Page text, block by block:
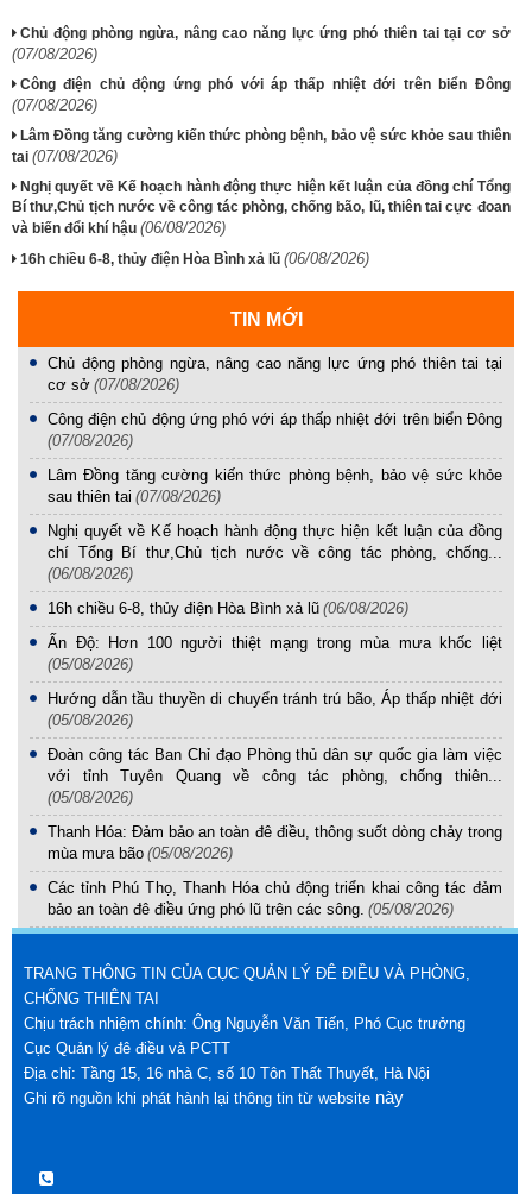
Chủ động phòng ngừa, nâng cao năng lực ứng phó thiên tai tại cơ sở
(07/08/2026)
Công điện chủ động ứng phó với áp thấp nhiệt đới trên biển Đông
(07/08/2026)
Lâm Đồng tăng cường kiến thức phòng bệnh, bảo vệ sức khỏe sau thiên
tai (07/08/2026)
Nghị quyết về Kế hoạch hành động thực hiện kết luận của đồng chí Tổng
Bí thư,Chủ tịch nước về công tác phòng, chống bão, lũ, thiên tai cực đoan
và biến đổi khí hậu (06/08/2026)
16h chiều 6-8, thủy điện Hòa Bình xả lũ (06/08/2026)
TIN MỚI
Chủ động phòng ngừa, nâng cao năng lực ứng phó thiên tai tại
cơ sở (07/08/2026)
Công điện chủ động ứng phó với áp thấp nhiệt đới trên biển Đông
(07/08/2026)
Lâm Đồng tăng cường kiến thức phòng bệnh, bảo vệ sức khỏe
sau thiên tai (07/08/2026)
Nghị quyết về Kế hoạch hành động thực hiện kết luận của đồng
chí Tổng Bí thư,Chủ tịch nước về công tác phòng, chống...
(06/08/2026)
16h chiều 6-8, thủy điện Hòa Bình xả lũ (06/08/2026)
Ấn Độ: Hơn 100 người thiệt mạng trong mùa mưa khốc liệt
(05/08/2026)
Hướng dẫn tầu thuyền di chuyển tránh trú bão, Áp thấp nhiệt đới
(05/08/2026)
Đoàn công tác Ban Chỉ đạo Phòng thủ dân sự quốc gia làm việc
với tỉnh Tuyên Quang về công tác phòng, chống thiên...
(05/08/2026)
Thanh Hóa: Đảm bảo an toàn đê điều, thông suốt dòng chảy trong
mùa mưa bão (05/08/2026)
Các tỉnh Phú Thọ, Thanh Hóa chủ động triển khai công tác đảm
bảo an toàn đê điều ứng phó lũ trên các sông. (05/08/2026)
TRANG THÔNG TIN CỦA CỤC QUẢN LÝ ĐÊ ĐIỀU VÀ PHÒNG,
CHỐNG THIÊN TAI
Chịu trách nhiệm chính: Ông Nguyễn Văn Tiến, Phó Cục trưởng
Cục Quản lý đê điều và PCTT
Địa chỉ: Tầng 15, 16 nhà C, số 10 Tôn Thất Thuyết, Hà Nội
Ghi rõ nguồn khi phát hành lại thông tin từ website này